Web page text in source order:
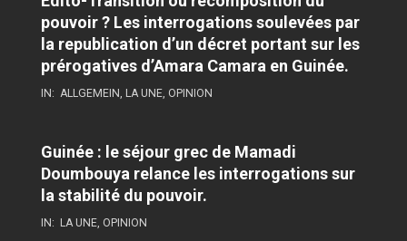
pouvoir ? Les interrogations soulevées par
la republication d’un décret portant sur les
prérogatives d’Amara Camara en Guinée.
IN: ALLGEMEIN, LA UNE, OPINION
Guinée : le séjour grec de Mamadi
Doumbouya relance les interrogations sur
la stabilité du pouvoir.
IN: LA UNE, OPINION